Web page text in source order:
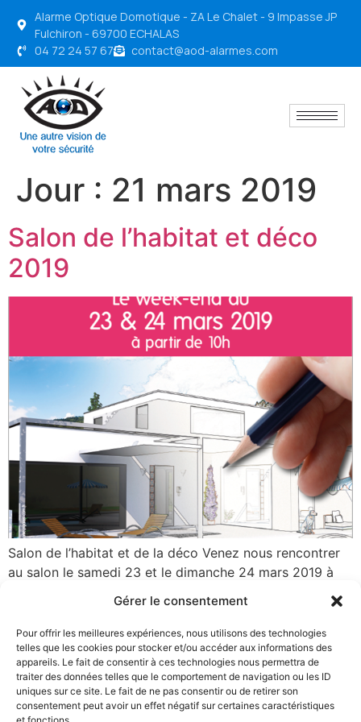
Gérer le consentement
Pour offrir les meilleures expériences, nous utilisons des technologies
telles que les cookies pour stocker et/ou accéder aux informations des
appareils. Le fait de consentir à ces technologies nous permettra de
traiter des données telles que le comportement de navigation ou les ID
uniques sur ce site. Le fait de ne pas consentir ou de retirer son
consentement peut avoir un effet négatif sur certaines caractéristiques
Alarme Optique Domotique - ZA Le Chalet - 9 Impasse JP
Fulchiron - 69700 ECHALAS
04 72 24 57 67
contact@aod-alarmes.com
Jour : 21 mars 2019
Salon de l’habitat et déco
2019
Salon de l’habitat et de la déco Venez nous rencontrer
au salon le samedi 23 et le dimanche 24 mars 2019 à
partir de 10H au Centre Culturel Édouard Brenot à
Grigny. Vous pourrez échanger et découvrir les
dernières solutions en sécurité pour votre habitation.
Spécialiste depuis 15 ans dans le domaine de la
protection des biens et des personnes, […]